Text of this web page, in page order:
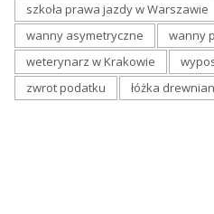
szkoła prawa jazdy w Warszawie
wanny asymetryczne
wanny
weterynarz w Krakowie
zwrot podatku
łóżka